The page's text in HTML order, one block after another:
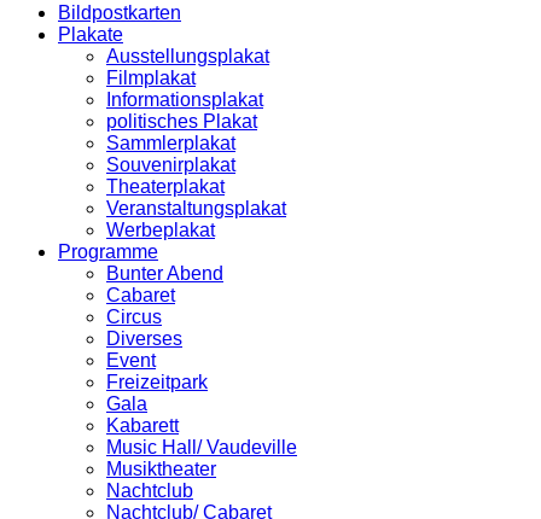
Bildpostkarten
Plakate
Ausstellungsplakat
Filmplakat
Informationsplakat
politisches Plakat
Sammlerplakat
Souvenirplakat
Theaterplakat
Veranstaltungsplakat
Werbeplakat
Programme
Bunter Abend
Cabaret
Circus
Diverses
Event
Freizeitpark
Gala
Kabarett
Music Hall/ Vaudeville
Musiktheater
Nachtclub
Nachtclub/ Cabaret